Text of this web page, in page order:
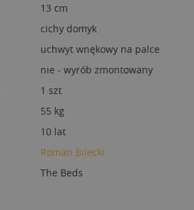
13 cm
cichy domyk
uchwyt wnękowy na palce
nie - wyrób zmontowany
1 szt
55 kg
10 lat
Roman Bilecki
The Beds